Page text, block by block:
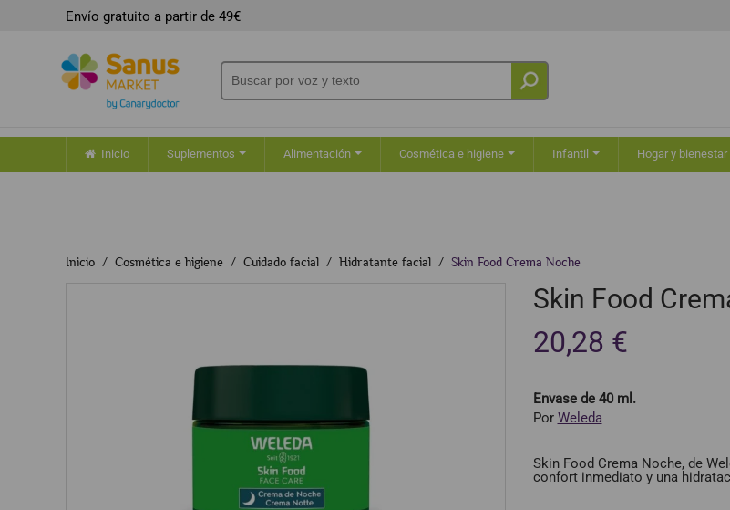
Envío gratuito a partir de 49€
Inicio Suplementos Alimentación Cosmética e higiene Infantil Hogar y bienestar
Inicio Cosmética e higiene Cuidado facial Hidratante facial Skin Food Crema Noche
Skin Food
20,28 €
Envase de 40 ml.
Por Weleda
Skin Food Crema Noche, de
confort inmediato y una